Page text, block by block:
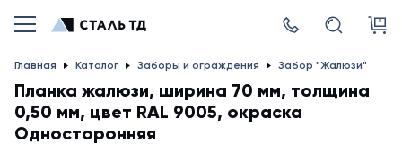
Главная Каталог Заборы и ограждения Забор "Жалюзи"
Планка жалюзи, ширина 70 мм, толщина
0,50 мм, цвет RAL 9005, окраска
Односторонняя